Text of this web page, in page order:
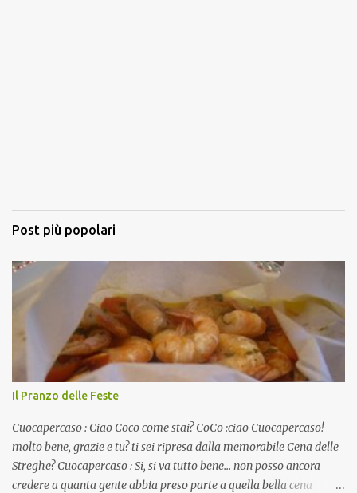
Post più popolari
Il Pranzo delle Feste
Cuocapercaso : Ciao Coco come stai? CoCo :ciao Cuocapercaso!
molto bene, grazie e tu? ti sei ripresa dalla memorabile Cena delle
Streghe? Cuocapercaso : Si, si va tutto bene… non posso ancora
credere a quanta gente abbia preso parte a quella bella cena